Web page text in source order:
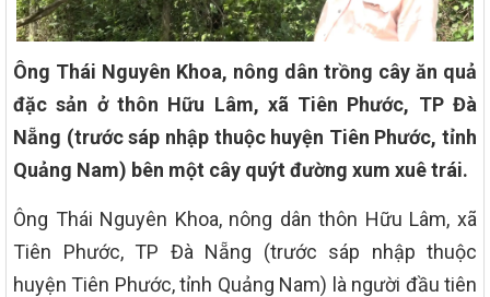
Ông Thái Nguyên Khoa, nông dân trồng cây ăn quả
đặc sản ở thôn Hữu Lâm, xã Tiên Phước, TP Đà
Nẵng (trước sáp nhập thuộc huyện Tiên Phước, tỉnh
Quảng Nam) bên một cây quýt đường xum xuê trái.
Ông Thái Nguyên Khoa, nông dân thôn Hữu Lâm, xã
Tiên Phước, TP Đà Nẵng (trước sáp nhập thuộc
huyện Tiên Phước, tỉnh Quảng Nam) là người đầu tiên